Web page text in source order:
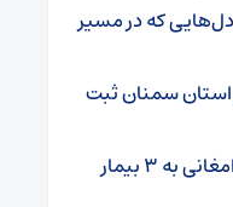
دل‌هایی که در مسیر
برای حج تمتع ۱۴۰۵ در استان سمنان ثبت
اهدای اعضای کودک ۶ ساله دامغانی به ۳ بیمار